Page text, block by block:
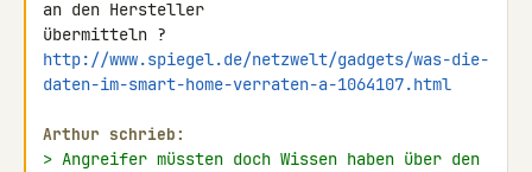
an den Hersteller
http://www.spiegel.de/netzwelt/gadgets/was-die-
daten-im-smart-home-verraten-a-1064107.html
Arthur schrieb:
> Angreifer müssten doch Wissen haben über den